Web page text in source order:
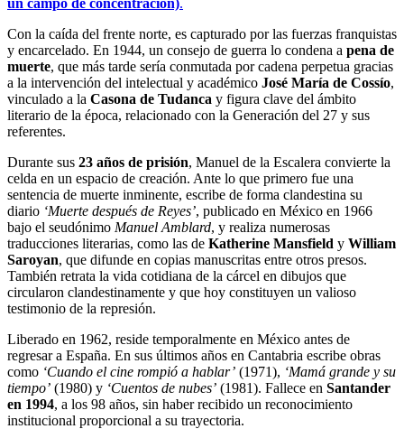
Con la caída del frente norte, es capturado por las fuerzas franquistas
y encarcelado. En 1944, un consejo de guerra lo condena a pena de
muerte, que más tarde sería conmutada por cadena perpetua gracias
a la intervención del intelectual y académico José María de Cossío,
vinculado a la Casona de Tudanca y figura clave del ámbito
literario de la época, relacionado con la Generación del 27 y sus
referentes.
Durante sus 23 años de prisión, Manuel de la Escalera convierte la
celda en un espacio de creación. Ante lo que primero fue una
sentencia de muerte inminente, escribe de forma clandestina su
diario ‘Muerte después de Reyes’, publicado en México en 1966
bajo el seudónimo Manuel Amblard, y realiza numerosas
traducciones literarias, como las de Katherine Mansfield y William
Saroyan, que difunde en copias manuscritas entre otros presos.
También retrata la vida cotidiana de la cárcel en dibujos que
circularon clandestinamente y que hoy constituyen un valioso
testimonio de la represión.
Liberado en 1962, reside temporalmente en México antes de
regresar a España. En sus últimos años en Cantabria escribe obras
como ‘Cuando el cine rompió a hablar’ (1971), ‘Mamá grande y su
tiempo’ (1980) y ‘Cuentos de nubes’ (1981). Fallece en Santander
en 1994, a los 98 años, sin haber recibido un reconocimiento
institucional proporcional a su trayectoria.